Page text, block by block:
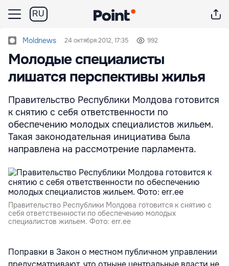
RU
Moldnews 24 октября 2012, 17:35 992
Молодые специалисты
лишатся перспективы жилья
Правительство Республики Молдова готовится
к снятию с себя ответственности по
обеспечению молодых специалистов жильем.
Такая законодательная инициатива была
направлена на рассмотрение парламента.
Правительство Республики Молдова готовится к снятию с
себя ответственности по обеспечению молодых
специалистов жильем. Фото: err.ee
Поправки в Закон о местном публичном управлении